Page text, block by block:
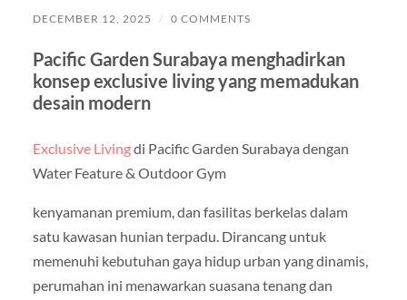
DECEMBER 12, 2025 / 0 COMMENTS
Pacific Garden Surabaya menghadirkan
konsep exclusive living yang memadukan
desain modern
Exclusive Livingdi Pacific Garden Surabaya dengan
Water Feature & Outdoor Gym
kenyamanan premium, dan fasilitas berkelas dalam
satu kawasan hunian terpadu. Dirancang untuk
memenuhi kebutuhan gaya hidup urban yang dinamis,
perumahan ini menawarkan suasana tenang dan